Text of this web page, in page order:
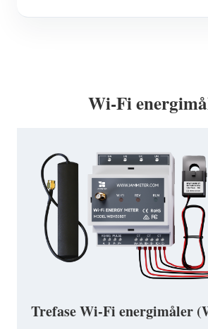
Wi-Fi
Trefase Wi-Fi energimåler